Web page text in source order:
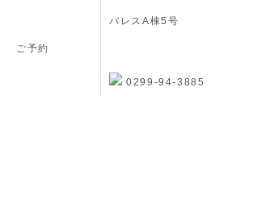
パレスA棟5号
ご予約
0299-94-3885